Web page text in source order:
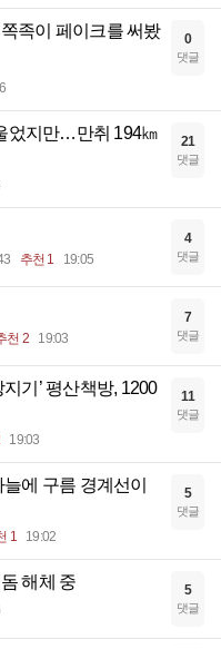
족이 페이크를 써봤
0
댓글
었지만…만취 194㎞
21
댓글
추천 1 19:05
4
댓글
천 2 19:03
7
댓글
기’ 평산책방, 1200
19:03
11
댓글
에 구름 경계선이
1 19:02
5
댓글
해체 중 5
댓글